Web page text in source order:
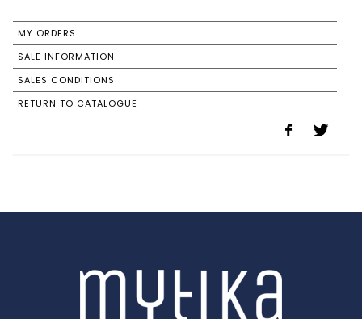
MY ORDERS
SALE INFORMATION
SALES CONDITIONS
RETURN TO CATALOGUE